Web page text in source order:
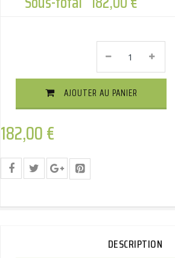
Attelage
Col
De
Cygne
Démontable
AJOUTER AU PANIER
182,00€
DESCRIPTION